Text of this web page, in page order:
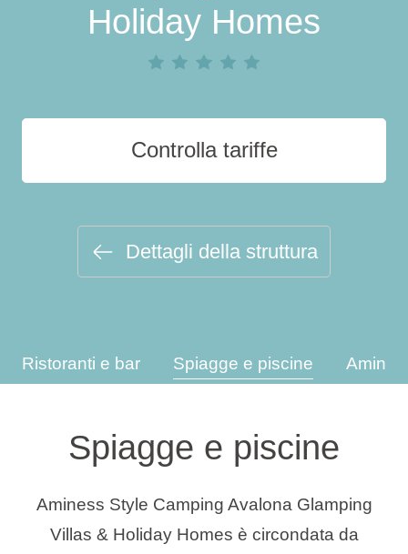
Campeggi
Destinazioni
Blog
Holiday Homes
Controlla tariffe
Dettagli della struttura
Ristoranti e bar Spiagge e piscine
Spiagge e piscine
Aminess Style Camping Avalona Glamping
Villas & Holiday Homes è circondata da